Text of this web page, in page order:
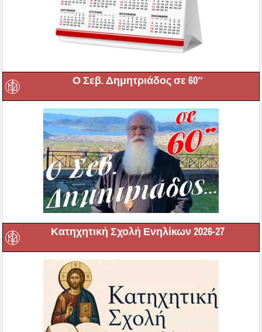
Ο Σεβ. Δημητριάδος σε 60″
Κατηχητική Σχολή Ενηλίκων 2026-27